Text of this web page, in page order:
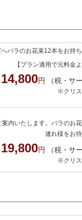
ラのお花束12本をお持ち
【プラン適用で元料金よ
14,800円 （税・サ
※クリ
内いたします。バラのお
連れ様をお
19,800円 （税・サ
※クリ